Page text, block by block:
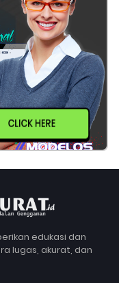
CLICK HERE
edukasi dan
lugas, akurat, dan